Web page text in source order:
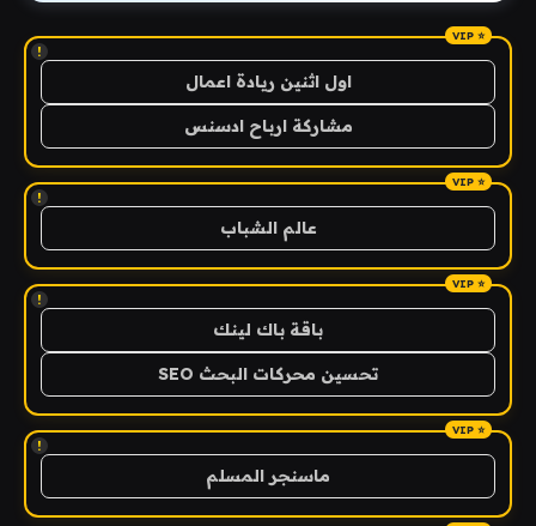
!
اول اثنين ريادة اعمال
مشاركة ارباح ادسنس
!
عالم الشباب
!
باقة باك لينك
تحسين محركات البحث SEO
!
ماسنجر المسلم